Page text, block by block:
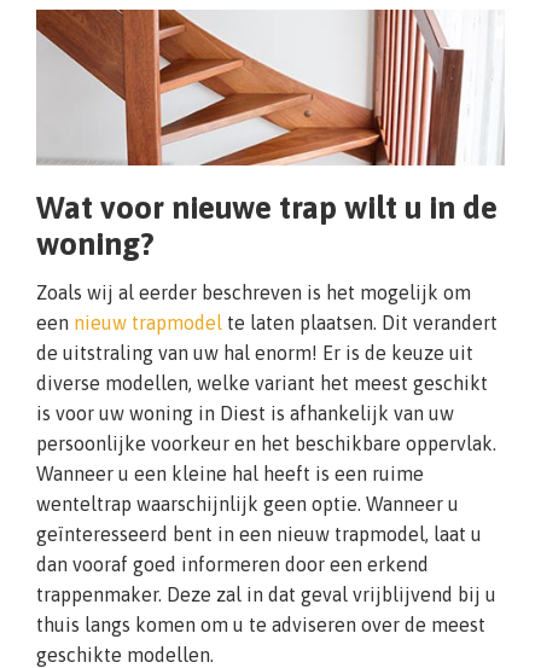
Wat voor nieuwe trap wilt u in de
woning?
Zoals wij al eerder beschreven is het mogelijk om
een nieuw trapmodel te laten plaatsen. Dit verandert
de uitstraling van uw hal enorm! Er is de keuze uit
diverse modellen, welke variant het meest geschikt
is voor uw woning in Diest is afhankelijk van uw
persoonlijke voorkeur en het beschikbare oppervlak.
Wanneer u een kleine hal heeft is een ruime
wenteltrap waarschijnlijk geen optie. Wanneer u
geïnteresseerd bent in een nieuw trapmodel, laat u
dan vooraf goed informeren door een erkend
trappenmaker. Deze zal in dat geval vrijblijvend bij u
thuis langs komen om u te adviseren over de meest
geschikte modellen.